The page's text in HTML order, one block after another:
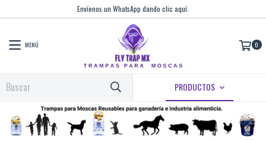
Envíenos un WhatsApp dando clic aquí.
MENÚ 0
PRODUCTOS